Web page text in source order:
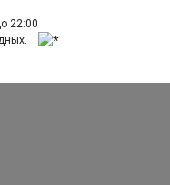
22:00